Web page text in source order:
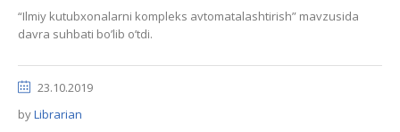
“Ilmiy kutubxonalarni kompleks avtomatalashtirish” mavzusida
davra suhbati boʼlib oʼtdi.
23.10.2019
byLibrarian